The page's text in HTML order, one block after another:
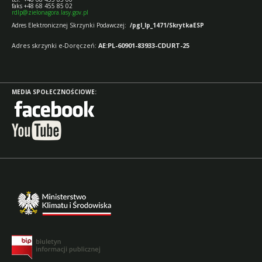
faks +48 68 455 85 02
rdlp@zielonagora.lasy.gov.pl
Adres Elektronicznej Skrzynki Podawczej: /pgl_lp_1471/SkrytkaESP
Adres skrzynki e-Doręczeń: AE:PL-60901-83933-CDURT-25
MEDIA SPOŁECZNOŚCIOWE: